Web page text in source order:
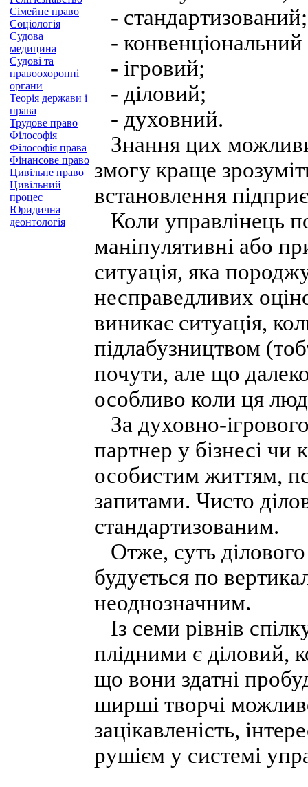
Сімейне право
Соціологія
Судова
медицина
Судові та
правоохоронні
органи
Теорія держави і
права
Трудове право
Філософія
Філософія права
Фінансове право
Цивільне право
Цивільний
процес
Юридична
деонтологія
- стандартизований;
-
- ігровий;
- діловий;
- духовний.
Знання цих
змогу краще
встановлення
Коли управлінець
маніпулятивні або
ситуація, яка
несправедливих
виникає ситуація,
підлабузництвом
почути, але що
особливо коли ця
За духовно-
партнер у бізнесі чи
особистим життям,
запитами. Чисто
стандартизованим.
Отже, суть
будується по
неоднозначним.
Із семи рівнів
плідними є діловий,
що вони здатні
ширші творчі
зацікавленість,
рушієм у системі